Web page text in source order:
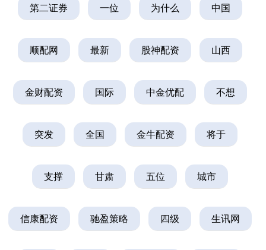
第二证券 一位 为什么 中国
顺配网 最新 股神配资 山西
金财配资 国际 中金优配 不想
突发 全国 金牛配资 将于
支撑 甘肃 五位 城市
信康配资 驰盈策略 四级 生讯网